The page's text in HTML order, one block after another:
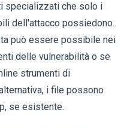
specializzati che solo i
dell'attacco possiedono.
può essere possibile nei
delle vulnerabilità o se
strumenti di
i file possono
se esistente.